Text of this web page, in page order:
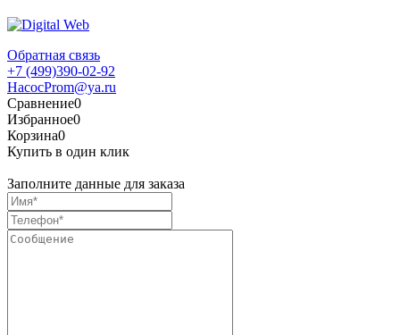
Обратная связь
+7 (499)390-02-92
HacocProm@ya.ru
Сравнение0
Избранное0
Корзина0
Купить в один клик
Заполните данные для заказа